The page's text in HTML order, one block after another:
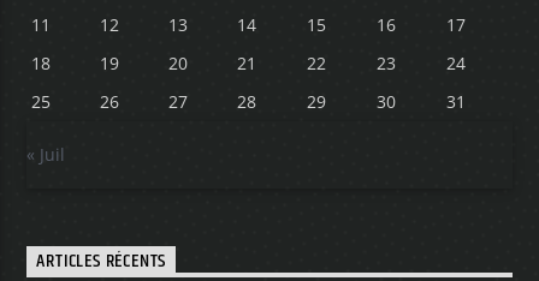
11 12 13 14 15 16
17
18
19 20 21 22 23
24
25
26 27 28 29 30 31
« Juil
ARTICLES RÉCENTS